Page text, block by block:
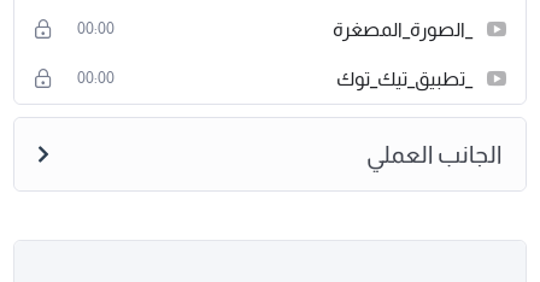
_الصورة_المصغرة 00:00
_تطبيق_تيك_توك 00:00
الجانب العملي